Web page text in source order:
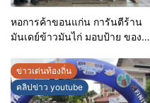
หอการค้าขอนแก่น การันตีร้าน
มันเดย์ข้าวมันไก่ มอบป้าย ของดี
ประกอบการคุณภาพ ยกระดับ
มาตรฐาน สร้างความเชื่อมั่นให้ผู้
บริโภค
ข่าวเด่นท้องถิ่น
คลิปข่าว youtube